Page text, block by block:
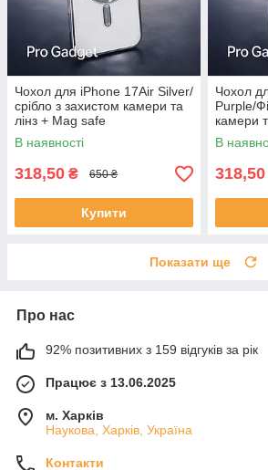
Чохол для iPhone 17Air Silver/
срібло з захистом камери та
лінз + Mag safe
В наявності
318,50 ₴ 650 ₴
Купити
Чохол
Purple/
камери
В
318,50
Показати ще
Про нас
92% позитивних з 159 відгуків за рік
Працює з 13.06.2025
м. Харків
Наукова, Харків, Україна
Контакти